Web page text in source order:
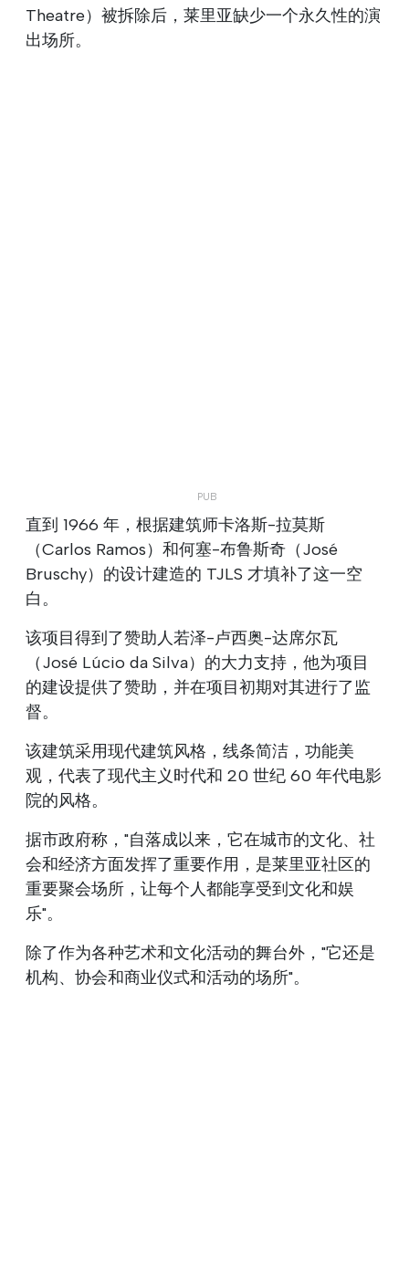
Theatre）被拆除后，莱里亚缺少一个永久性的演
出场所。
直到 1966 年，根据建筑师卡洛斯-拉莫斯
（Carlos Ramos）和何塞-布鲁斯奇（José
Bruschy）的设计建造的 TJLS 才填补了这一空
白。
该项目得到了赞助人若泽-卢西奥-达席尔瓦
（José Lúcio da Silva）的大力支持，他为项目
的建设提供了赞助，并在项目初期对其进行了监
督。
该建筑采用现代建筑风格，线条简洁，功能美
观，代表了现代主义时代和 20 世纪 60 年代电影
院的风格。
据市政府称，"自落成以来，它在城市的文化、社
会和经济方面发挥了重要作用，是莱里亚社区的
重要聚会场所，让每个人都能享受到文化和娱
乐"。
除了作为各种艺术和文化活动的舞台外，"它还是
机构、协会和商业仪式和活动的场所"。